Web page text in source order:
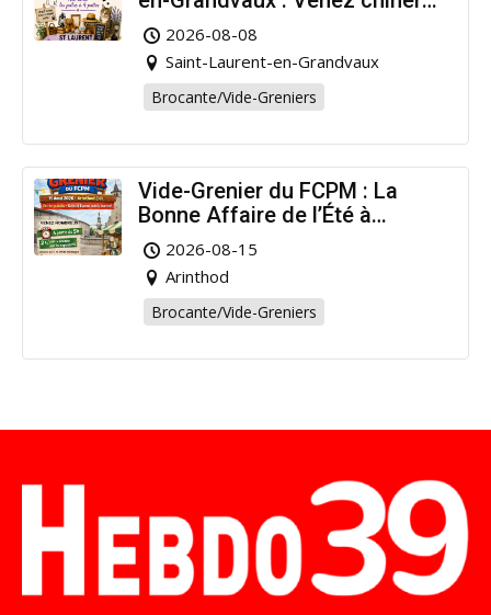
pour la bonne cause !
2026-08-08
Saint-Laurent-en-Grandvaux
Brocante/Vide-Greniers
Vide-Grenier du FCPM : La
Bonne Affaire de l’Été à
Arinthod !
2026-08-15
Arinthod
Brocante/Vide-Greniers